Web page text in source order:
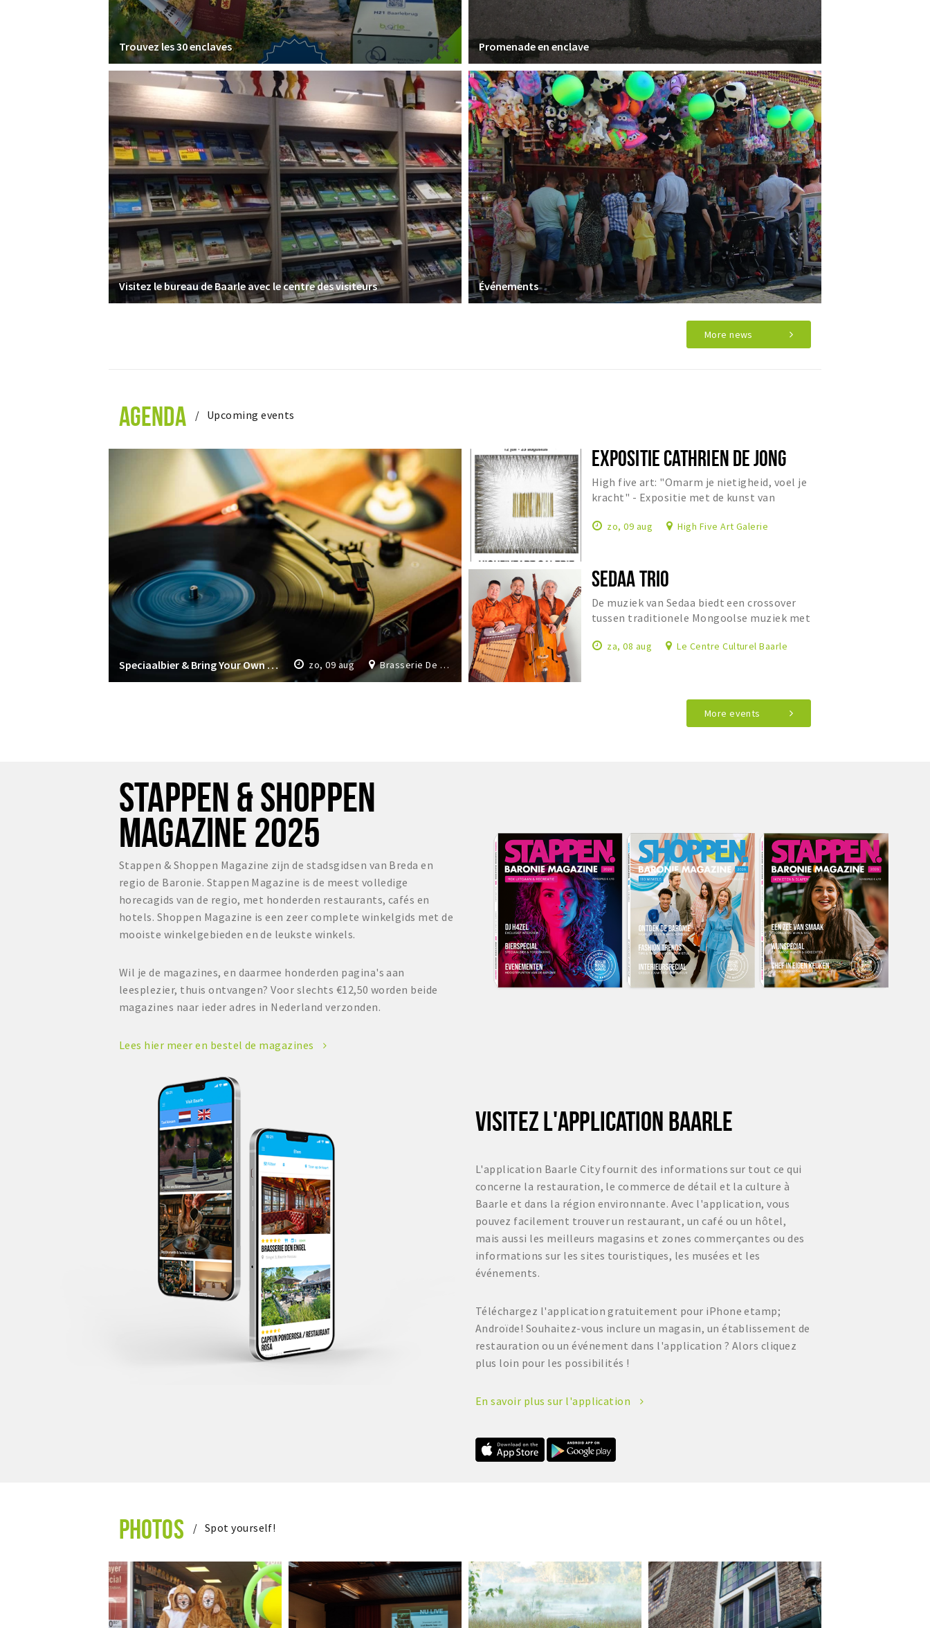
Trouvez les 30 enclaves Promenade en enclave
Visitez le bureau de Baarle avec le centre des visiteurs Événements
More news
AGENDA Upcoming events
Brasserie De Dochter van de Korenaar
zo, 09 aug
Speciaalbier & Bring Your Own Vinyl
EXPOSITIE CATHRIEN DE JONG
High five art: "Omarm je nietigheid, voel je
kracht" - Expositie met de kunst van
zo, 09 aug High Five Art Galerie
SEDAA TRIO
De muziek van Sedaa biedt een crossover
tussen traditionele Mongoolse muziek met
za, 08 aug Le Centre Culturel Baarle
More events
STAPPEN & SHOPPEN
MAGAZINE 2025
Stappen & Shoppen Magazine zijn de stadsgidsen van Breda en
regio de Baronie. Stappen Magazine is de meest volledige
horecagids van de regio, met honderden restaurants, cafés en
hotels. Shoppen Magazine is een zeer complete winkelgids met de
mooiste winkelgebieden en de leukste winkels.
Wil je de magazines, en daarmee honderden pagina's aan
leesplezier, thuis ontvangen? Voor slechts €12,50 worden beide
magazines naar ieder adres in Nederland verzonden.
Lees hier meer en bestel de magazines
VISITEZ L'APPLICATION BAARLE
L'application Baarle City fournit des informations sur tout ce qui
concerne la restauration, le commerce de détail et la culture à
Baarle et dans la région environnante. Avec l'application, vous
pouvez facilement trouver un restaurant, un café ou un hôtel,
mais aussi les meilleurs magasins et zones commerçantes ou des
informations sur les sites touristiques, les musées et les
événements.
Téléchargez l'application gratuitement pour iPhone etamp;
Androïde! Souhaitez-vous inclure un magasin, un établissement de
restauration ou un événement dans l'application ? Alors cliquez
plus loin pour les possibilités !
En savoir plus sur l'application
PHOTOS Spot yourself!